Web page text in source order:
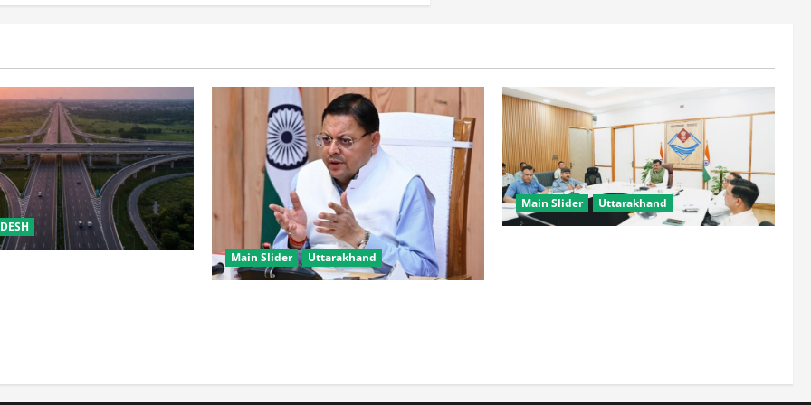
Main Slider Uttarakhand
Main Slider Uttarakhand